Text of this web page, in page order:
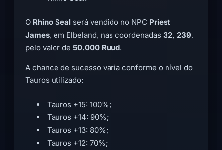
O Rhino Seal será vendido no NPC Priest
James, em Elbeland, nas coordenadas 32, 239,
pelo valor de 50.000 Ruud.
A chance de sucesso varia conforme o nível do
Tauros utilizado:
Tauros +15: 100%;
Tauros +14: 90%;
Tauros +13: 80%;
Tauros +12: 70%;